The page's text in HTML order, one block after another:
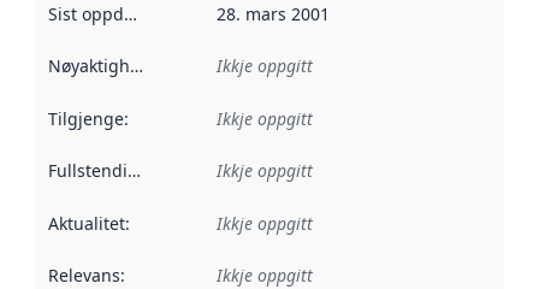
Sist oppdatert 28. mars 2001
Nøyaktigheit Ikkje oppgitt
Tilgjenge: Ikkje oppgitt
Fullstendigheit Ikkje oppgitt
Aktualitet: Ikkje oppgitt
Relevans: Ikkje oppgitt